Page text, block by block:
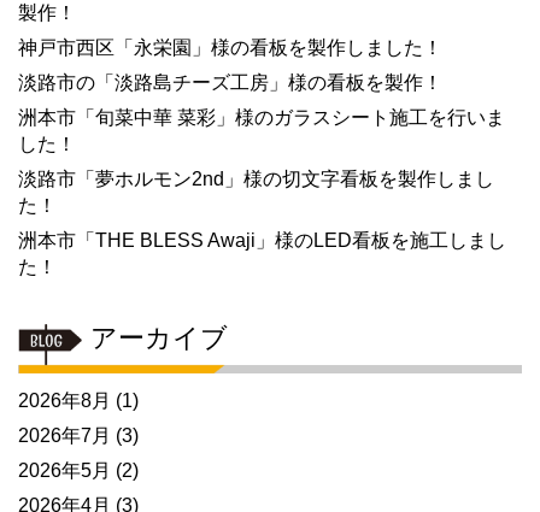
製作！
神戸市西区「永栄園」様の看板を製作しました！
淡路市の「淡路島チーズ工房」様の看板を製作！
洲本市「旬菜中華 菜彩」様のガラスシート施工を行いま
した！
淡路市「夢ホルモン2nd」様の切文字看板を製作しまし
た！
洲本市「THE BLESS Awaji」様のLED看板を施工しまし
た！
アーカイブ
2026年8月 (1)
2026年7月 (3)
2026年5月 (2)
2026年4月 (3)